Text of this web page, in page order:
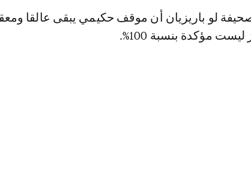
لو باريزيان أن موقف حكيمي يبقى عالقا
مؤكدة بنسبة 100%.